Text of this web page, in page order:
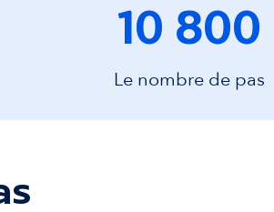
10 800
Le nombre de pas